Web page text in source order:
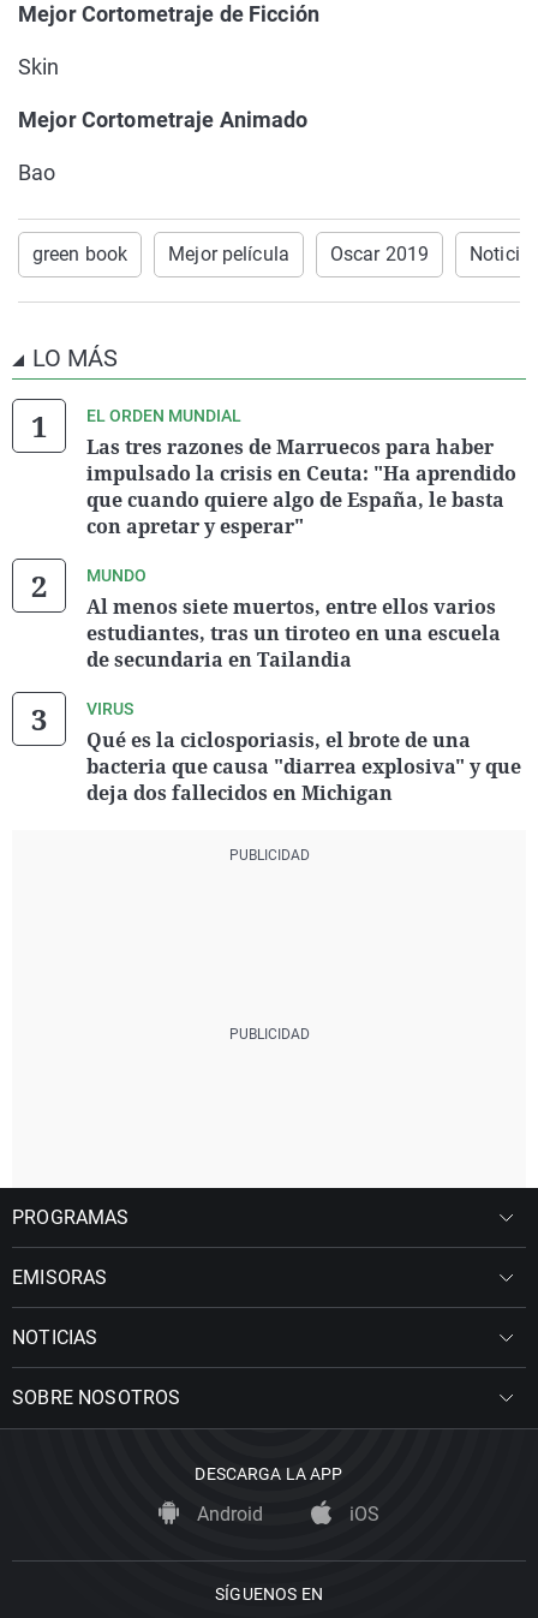
Mejor Cortometraje de Ficción
Skin
Mejor Cortometraje Animado
Bao
green book Mejor película Oscar 2019
LO MÁS
EL ORDEN MUNDIAL
Las tres razones de Marruecos para haber
impulsado la crisis en Ceuta: "Ha aprendido
que cuando quiere algo de España, le basta
con apretar y esperar"
MUNDO
Al menos siete muertos, entre ellos varios
estudiantes, tras un tiroteo en una escuela
de secundaria en Tailandia
VIRUS
Qué es la ciclosporiasis, el brote de una
bacteria que causa "diarrea explosiva" y que
deja dos fallecidos en Michigan
PROGRAMAS
EMISORAS
NOTICIAS
SOBRE NOSOTROS
DESCARGA LA APP
Android iOS
SÍGUENOS EN